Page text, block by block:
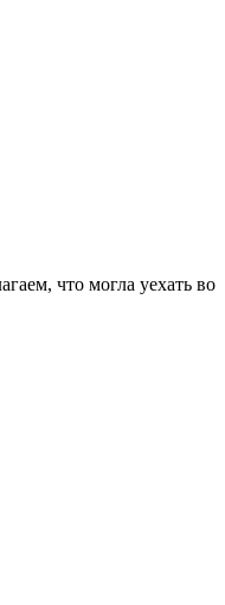
что могла уехать во